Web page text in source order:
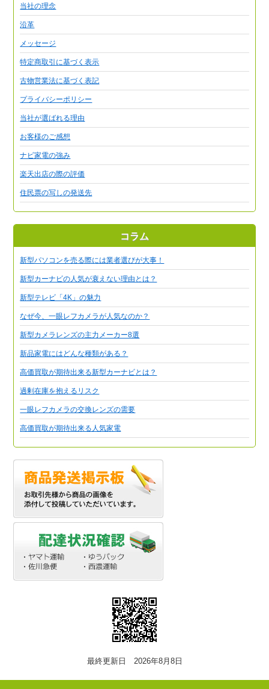
当社の理念
沿革
メッセージ
特定商取引に基づく表示
古物営業法に基づく表記
プライバシーポリシー
当社が選ばれる理由
お客様のご感想
ナビ家電の強み
楽天出店の際の評価
住民票の写しの発送先
コラム
新型パソコンを売る際には業者選びが大事！
新型カーナビの人気が衰えない理由とは？
新型テレビ「4K」の魅力
なぜ今、一眼レフカメラが人気なのか？
新型カメラレンズの主力メーカー8選
新品家電にはどんな種類がある？
高価買取が期待出来る新型カーナビとは？
過剰在庫を抱えるリスク
一眼レフカメラの交換レンズの需要
高価買取が期待出来る人気家電
最終更新日 2026年8月8日